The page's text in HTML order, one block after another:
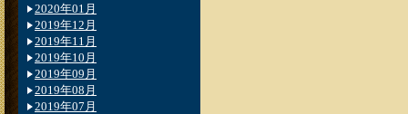
2020年01月
2019年12月
2019年11月
2019年10月
2019年09月
2019年08月
2019年07月